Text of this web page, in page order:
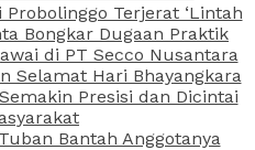
Terjerat ‘Lintah
Bongkar Dugaan Praktik
di PT Secco Nusantara
Selamat Hari Bhayangkara
Presisi dan Dicintai
Bantah Anggotanya